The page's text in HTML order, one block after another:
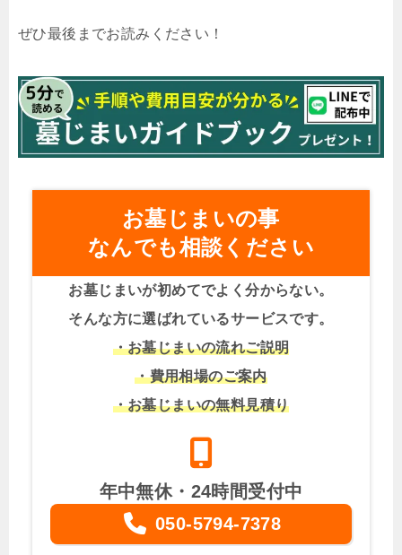
ぜひ最後までお読みください！
お墓じまいの事
なんでも相談ください
お墓じまいが初めてでよく分からない。
そんな方に選ばれているサービスです。
・お墓じまいの流れご説明
・費用相場のご案内
・お墓じまいの無料見積り
年中無休・24時間受付中
050-5794-7378